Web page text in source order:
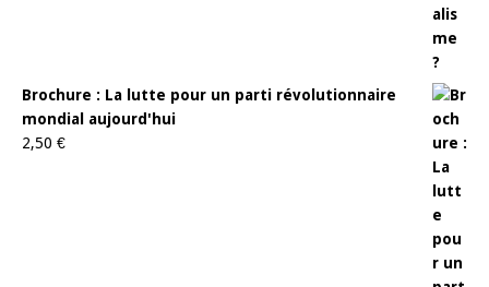
Brochure : La lutte pour un parti révolutionnaire
mondial aujourd'hui
2,50 €